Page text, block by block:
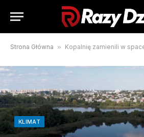
Strona Główna » Kopalnię zamienili w spacerową
KLIMAT